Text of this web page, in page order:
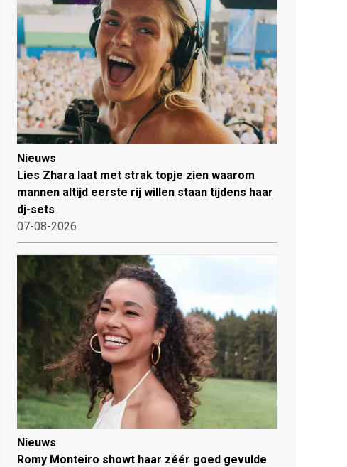
Nieuws
Lies Zhara laat met strak topje zien waarom
mannen altijd eerste rij willen staan tijdens haar
dj-sets
07-08-2026
Nieuws
Romy Monteiro showt haar zéér goed gevulde